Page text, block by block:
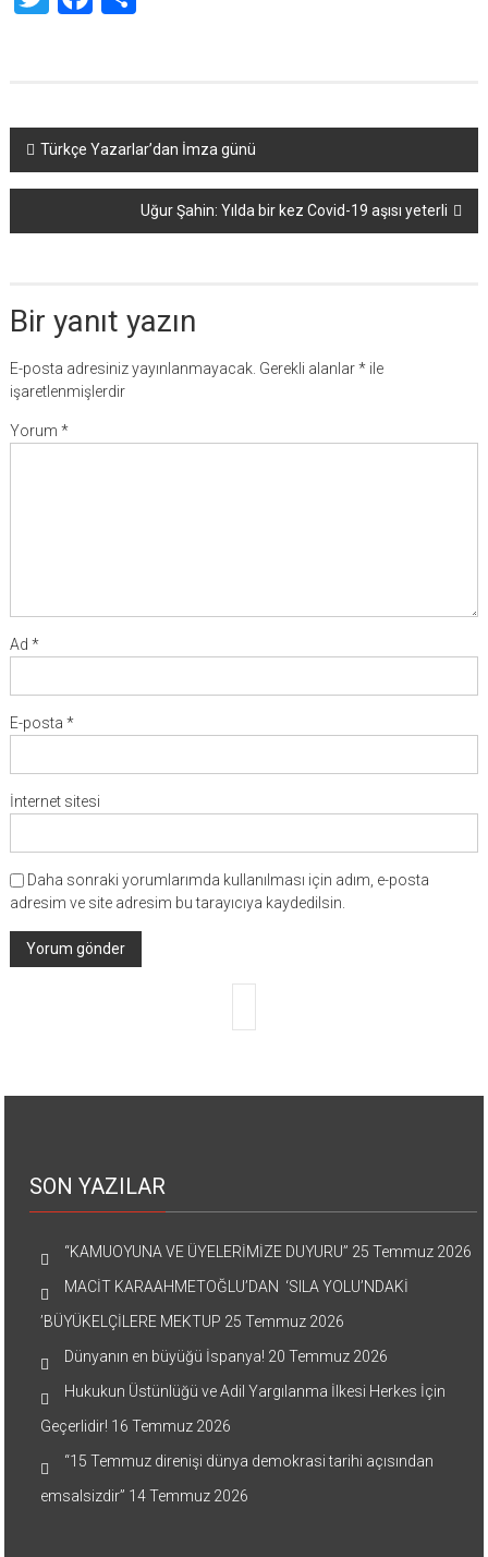
Yazı
dolaşımı
Türkçe Yazarlar’dan İmza günü
Uğur Şahin: Yılda bir kez Covid-19 aşısı yeterli
Bir yanıt yazın
E-posta adresiniz yayınlanmayacak. Gerekli alanlar*ile
işaretlenmişlerdir
Yorum *
Ad *
E-posta *
İnternet sitesi
Daha sonraki yorumlarımda kullanılması için adım, e-posta
adresim ve site adresim bu tarayıcıya kaydedilsin.
SON YAZILAR
“KAMUOYUNA VE ÜYELERİMİZE DUYURU” 25 Temmuz 2026
MACİT KARAAHMETOĞLU’DAN ‘SILA YOLU’NDAKİ
’BÜYÜKELÇİLERE MEKTUP 25 Temmuz 2026
Dünyanın en büyüğü İspanya! 20 Temmuz 2026
Hukukun Üstünlüğü ve Adil Yargılanma İlkesi Herkes İçin
Geçerlidir! 16 Temmuz 2026
“15 Temmuz direnişi dünya demokrasi tarihi açısından
emsalsizdir” 14 Temmuz 2026